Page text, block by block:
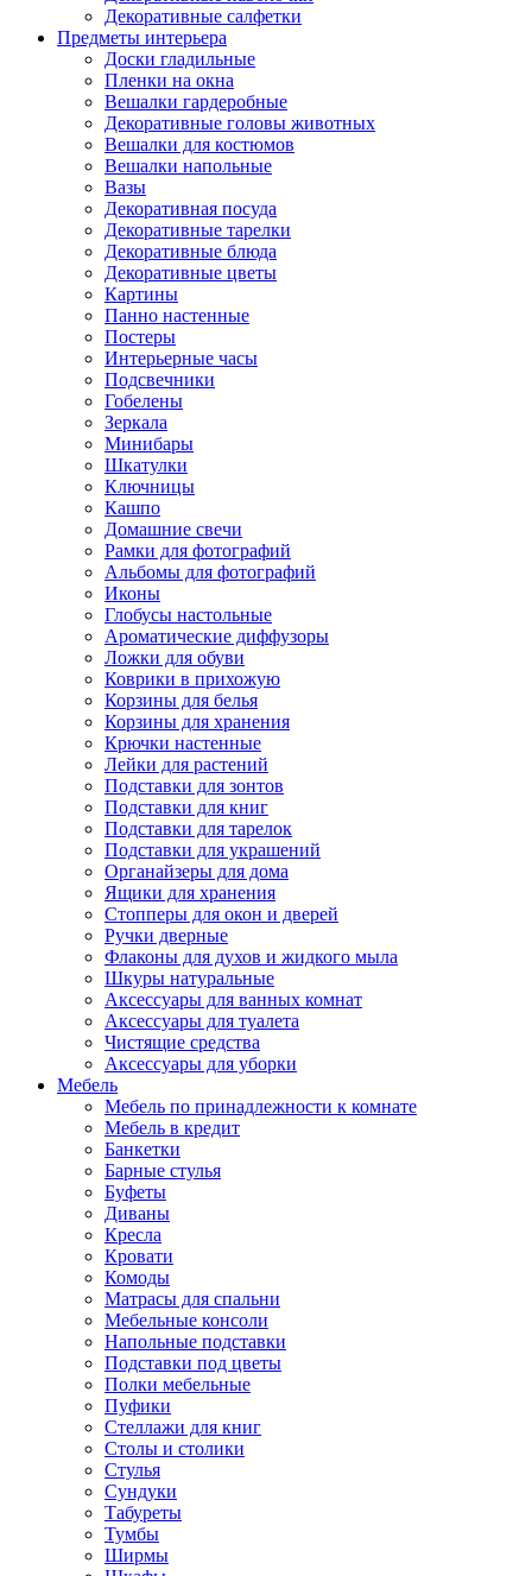
Декоративные салфетки
Предметы интерьера
Доски гладильные
Пленки на окна
Вешалки гардеробные
Декоративные головы животных
Вешалки для костюмов
Вешалки напольные
Вазы
Декоративная посуда
Декоративные тарелки
Декоративные блюда
Декоративные цветы
Картины
Панно настенные
Постеры
Интерьерные часы
Подсвечники
Гобелены
Зеркала
Минибары
Шкатулки
Ключницы
Кашпо
Домашние свечи
Рамки для фотографий
Альбомы для фотографий
Иконы
Глобусы настольные
Ароматические диффузоры
Ложки для обуви
Коврики в прихожую
Корзины для белья
Корзины для хранения
Крючки настенные
Лейки для растений
Подставки для зонтов
Подставки для книг
Подставки для тарелок
Подставки для украшений
Органайзеры для дома
Ящики для хранения
Стопперы для окон и дверей
Ручки дверные
Флаконы для духов и жидкого мыла
Шкуры натуральные
Аксессуары для ванных комнат
Аксессуары для туалета
Чистящие средства
Аксессуары для уборки
Мебель
Мебель по принадлежности к комнате
Мебель в кредит
Банкетки
Барные стулья
Буфеты
Диваны
Кресла
Кровати
Комоды
Матрасы для спальни
Мебельные консоли
Напольные подставки
Подставки под цветы
Полки мебельные
Пуфики
Стеллажи для книг
Столы и столики
Стулья
Сундуки
Табуреты
Тумбы
Ширмы